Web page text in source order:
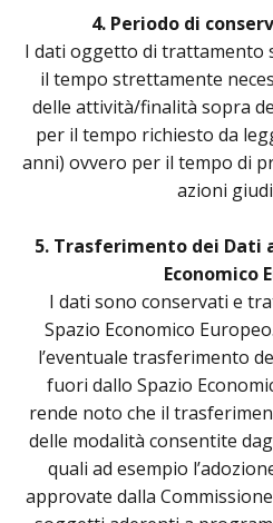
4. Periodo di
I dati oggetto di trattamento
il tempo strettamente
delle attività/finalità sopra
per il tempo richiesto da
anni) ovvero per il tempo di
azioni
5. Trasferimento dei Dati
Economico
I dati sono conservati e
Spazio Economico
l’eventuale trasferimento
fuori dallo Spazio
rende noto che il
delle modalità consentite
quali ad esempio
approvate dalla